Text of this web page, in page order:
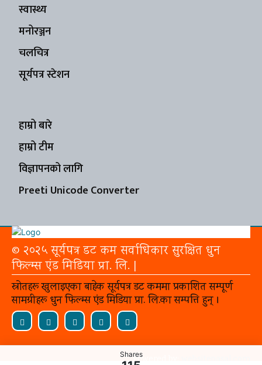
स्वास्थ्य
मनोरञ्जन
चलचित्र
सूर्यपत्र स्टेशन
हाम्रो बारे
हाम्रो टीम
विज्ञापनको लागि
Preeti Unicode Converter
© २०२५ सूर्यपत्र डट कम सर्वाधिकार सुरक्षित धुन
फिल्म्स एंड मिडिया प्रा. लि. |
स्रोतहरू खुलाइएका बाहेक सूर्यपत्र डट कममा प्रकाशित सम्पूर्ण
सामग्रीहरू धुन फिल्म्स एंड मिडिया प्रा. लि.का सम्पत्ति हुन् ।
Powered by:
Shares